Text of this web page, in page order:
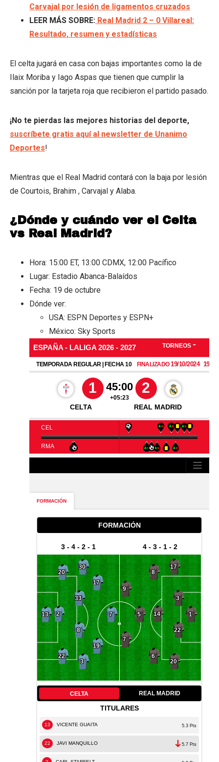
Carvajal por lesión de ligamentos cruzados
LEER MÁS SOBRE: Real Madrid 2 – 0 Villareal:
Resultado, resumen y estadísticas
El celta jugará en casa con bajas importantes como la de
Ilaix Moriba y Iago Aspas que tienen que cumplir la
sanción por la tarjeta roja que recibieron el partido pasado.
¡No te pierdas las mejores historias del deporte,
suscríbete gratis aquí al newsletter de Unanimo
Deportes!
Mientras que el Real Madrid contará con la baja por lesión
de Courtois, Brahim , Carvajal y Alaba.
¿Dónde y cuándo ver el Celta
vs Real Madrid?
Hora: 15:00 ET, 13:00 CDMX, 12:00 Pacífico
Lugar: Estadio Abanca-Balaídos
Fecha: 19 de octubre
Dónde ver:
USA: ESPN Deportes y ESPN+
México: Sky Sports